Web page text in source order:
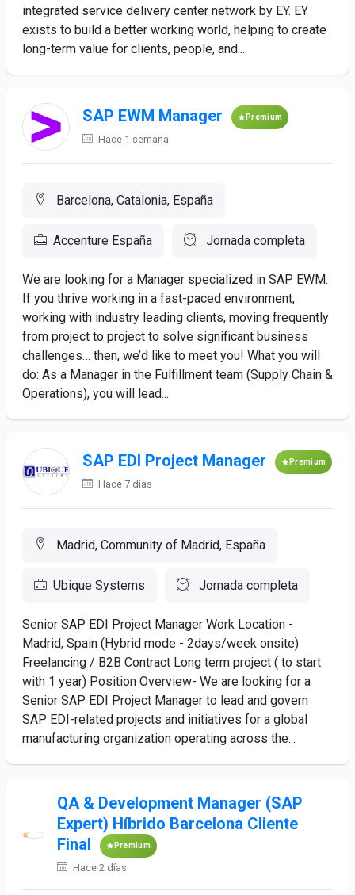
integrated service delivery center network by EY. EY
exists to build a better working world, helping to create
long-term value for clients, people, and...
SAP EWM Manager Premium
Hace 1 semana
Barcelona, Catalonia, España
Accenture España Jornada completa
We are looking for a Manager specialized in SAP EWM.
If you thrive working in a fast-paced environment,
working with industry leading clients, moving frequently
from project to project to solve significant business
challenges… then, we’d like to meet you! What you will
do: As a Manager in the Fulfillment team (Supply Chain &
Operations), you will lead...
SAP EDI Project Manager Premium
Hace 7 días
Madrid, Community of Madrid, España
Ubique Systems Jornada completa
Senior SAP EDI Project Manager Work Location -
Madrid, Spain (Hybrid mode - 2days/week onsite)
Freelancing / B2B Contract Long term project ( to start
with 1 year) Position Overview- We are looking for a
Senior SAP EDI Project Manager to lead and govern
SAP EDI-related projects and initiatives for a global
manufacturing organization operating across the...
QA & Development Manager (SAP
Expert) Híbrido Barcelona Cliente
Final
Premium
Hace 2 días